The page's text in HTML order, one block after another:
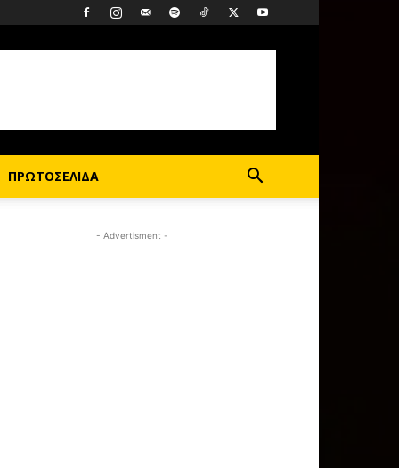
ΠΡΩΤΟΣΕΛΙΔΑ
- Advertisment -